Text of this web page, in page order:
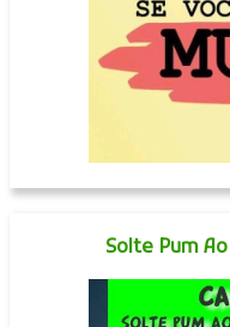
Solte Pum